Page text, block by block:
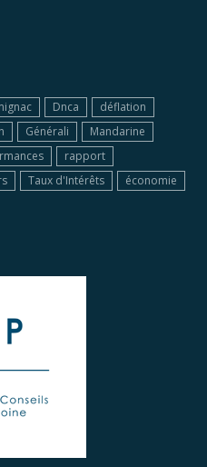
Dnca
déflation
Générali
Mandarine
rapport
Taux d'Intérêts économie